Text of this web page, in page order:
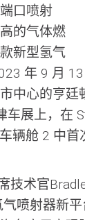
口喷射
的气体燃
新型氢气
年 9 月
中心的亨廷
车展上，在
辆舱 2 中首
技术官
喷射器新